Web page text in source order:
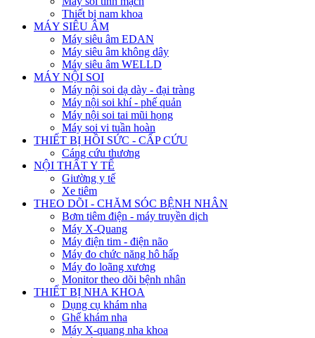
Thiết bị nam khoa
MÁY SIÊU ÂM
Máy siêu âm EDAN
Máy siêu âm không dây
Máy siêu âm WELLD
MÁY NỘI SOI
Máy nội soi dạ dày - đại tràng
Máy nội soi khí - phế quản
Máy nội soi tai mũi họng
Máy soi vi tuần hoàn
THIẾT BỊ HỒI SỨC - CẤP CỨU
Cáng cứu thương
NỘI THẤT Y TẾ
Giường y tế
Xe tiêm
THEO DÕI - CHĂM SÓC BỆNH NHÂN
Bơm tiêm điện - máy truyền dịch
Máy X-Quang
Máy điện tim - điện não
Máy đo chức năng hô hấp
Máy đo loãng xương
Monitor theo dõi bệnh nhân
THIẾT BỊ NHA KHOA
Dụng cụ khám nha
Ghế khám nha
Máy X-quang nha khoa